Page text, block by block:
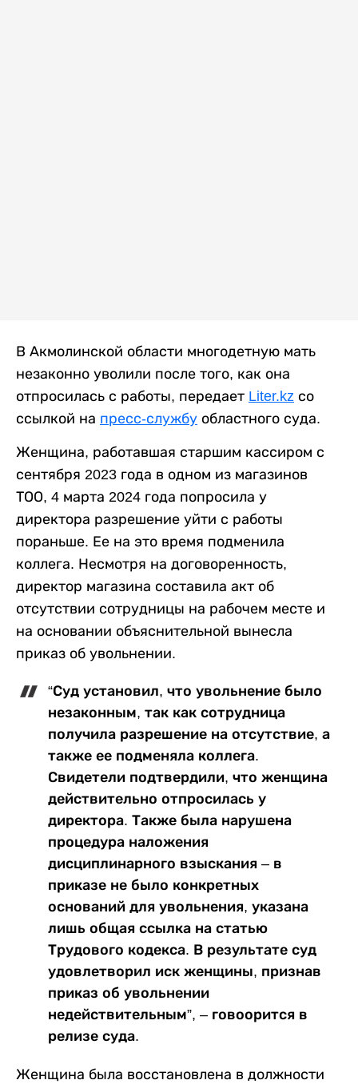
В Акмолинской области многодетную мать
незаконно уволили после того, как она
отпросилась с работы, передает Liter.kz со
ссылкой на пресс-службу областного суда.
Женщина, работавшая старшим кассиром с
сентября 2023 года в одном из магазинов
ТОО, 4 марта 2024 года попросила у
директора разрешение уйти с работы
пораньше. Ее на это время подменила
коллега. Несмотря на договоренность,
директор магазина составила акт об
отсутствии сотрудницы на рабочем месте и
на основании объяснительной вынесла
приказ об увольнении.
“Суд установил, что увольнение было
незаконным, так как сотрудница
получила разрешение на отсутствие, а
также ее подменяла коллега.
Свидетели подтвердили, что женщина
действительно отпросилась у
директора. Также была нарушена
процедура наложения
дисциплинарного взыскания – в
приказе не было конкретных
оснований для увольнения, указана
лишь общая ссылка на статью
Трудового кодекса. В результате суд
удовлетворил иск женщины, признав
приказ об увольнении
недействительным”, – говоорится в
релизе суда.
Женщина была восстановлена в должности